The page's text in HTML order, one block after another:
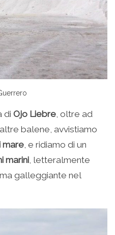
di Ojo Liebre , oltre ad
balene, avvistiamo
mare , e ridiamo di un
marini , letteralmente
galleggiante nel